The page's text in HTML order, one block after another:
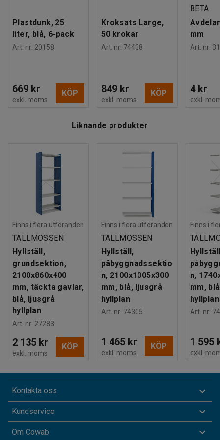
Plastdunk, 25
liter, blå, 6-pack
Art. nr: 20158
669 kr
exkl. moms
KÖP
Kroksats Large,
50 krokar
Art. nr: 74438
849 kr
exkl. moms
KÖP
BETA
mm
Art. nr:
4 kr
exkl.
Liknande produkter
Finns i flera utföranden
TALLMOSSEN
Hyllställ,
grundsektion,
2100x860x400
mm, täckta gavlar,
blå, ljusgrå
hyllplan
Art. nr: 27283
2 135 kr
exkl. moms
KÖP
Finns i flera utföranden
TALLMOSSEN
Hyllställ,
påbyggnadssektio
n, 2100x1005x300
mm, blå, ljusgrå
hyllplan
Art. nr: 74305
1 465 kr
exkl. moms
KÖP
Finns i
n,
mm,
hyllplan
Art. nr:
1 595
exkl.
Kontakta oss
Kundservice
Om Cowab